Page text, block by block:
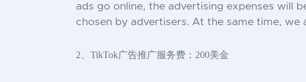
ads go online, the advertising expenses will
chosen by advertisers. At the same time,
2、TikTok广告推广服务费：200美金